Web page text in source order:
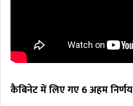
कैबिनेट में लिए गए 6 अहम निर्णय